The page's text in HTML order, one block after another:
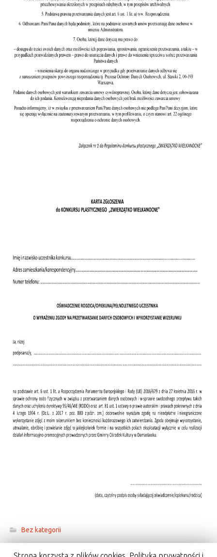
Bez kategorii